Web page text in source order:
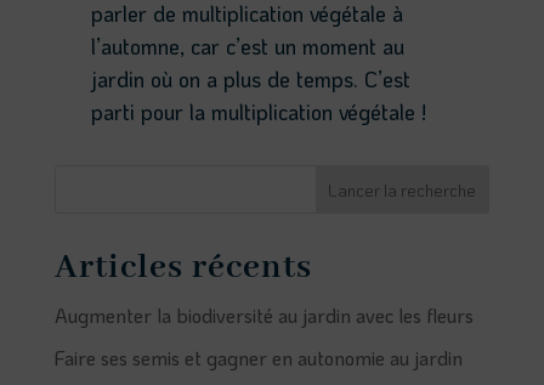
parler de multiplication végétale à
l’automne, car c’est un moment au
jardin où on a plus de temps. C’est
parti pour la multiplication végétale !
Lancer la recherche
Articles récents
Augmenter la biodiversité au jardin avec les fleurs
Faire ses semis et gagner en autonomie au jardin